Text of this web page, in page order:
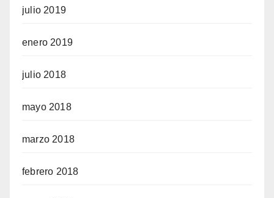
julio 2019
enero 2019
julio 2018
mayo 2018
marzo 2018
febrero 2018